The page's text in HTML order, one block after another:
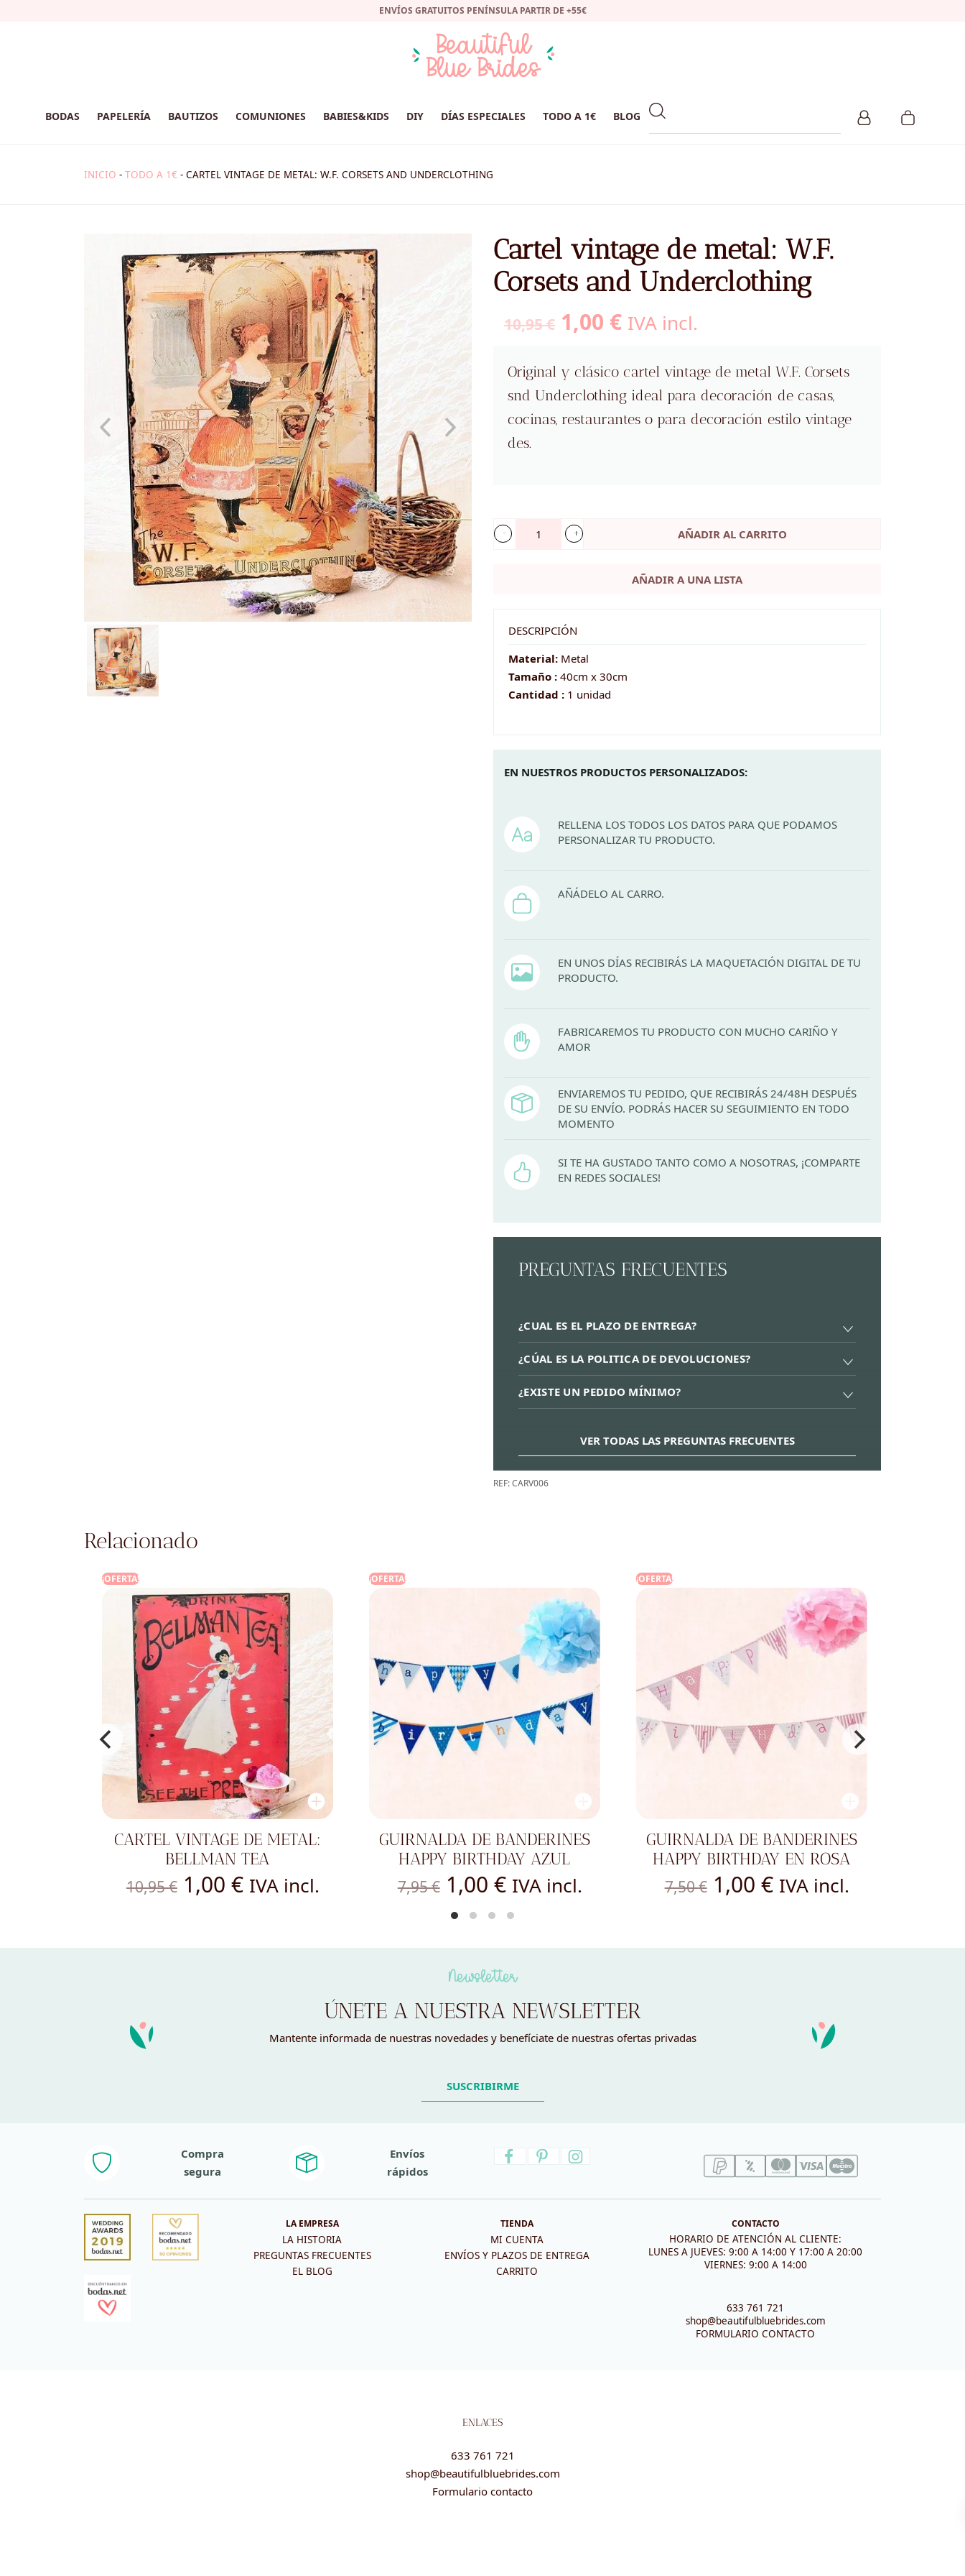
ENVÍOS GRATUITOS PENÍNSULA PARTIR DE +55€
BODAS PAPELERÍA BAUTIZOS COMUNIONES BABIES&KIDS DIY DÍAS ESPECIALES TODO A 1€ BLOG
INICIO - TODO A 1€ - CARTEL VINTAGE DE METAL: W.F. CORSETS AND UNDERCLOTHING
Cartel vintage de metal: W.F.
Corsets and Underclothing
10,95€ El
precio
original
era:
10,95 €.
1,00 €El
actual
es:
1,00 €.
IVA incl.
Original y clásico cartel vintage de metal W.F. Corsets
snd Underclothing ideal para decoración de casas,
cocinas, restaurantes o para decoración estilo vintage
des.
Cartel
metal:
W.F.
Corsets
and
Underclothing
AÑADIR AL CARRITO
AÑADIR A UNA LISTA
DESCRIPCIÓN
Material: Metal
Tamaño : 40cm x 30cm
Cantidad : 1 unidad
EN NUESTROS PRODUCTOS PERSONALIZADOS:
RELLENA LOS TODOS LOS DATOS PARA QUE PODAMOS
PERSONALIZAR TU PRODUCTO.
AÑÁDELO AL CARRO.
EN UNOS DÍAS RECIBIRÁS LA MAQUETACIÓN DIGITAL DE TU
PRODUCTO.
FABRICAREMOS TU PRODUCTO CON MUCHO CARIÑO Y
AMOR
ENVIAREMOS TU PEDIDO, QUE RECIBIRÁS 24/48H DESPUÉS
DE SU ENVÍO. PODRÁS HACER SU SEGUIMIENTO EN TODO
MOMENTO
SI TE HA GUSTADO TANTO COMO A NOSOTRAS, ¡COMPARTE
EN REDES SOCIALES!
PREGUNTAS FRECUENTES
¿CUAL ES EL PLAZO DE ENTREGA?
¿CÚAL ES LA POLITICA DE DEVOLUCIONES?
¿EXISTE UN PEDIDO MÍNIMO?
VER TODAS LAS PREGUNTAS FRECUENTES
REF:CARV006
Relacionado
¡OFERTA!
CARTEL VINTAGE DE METAL:
BELLMAN TEA
10,95€ El
precio
era:
1,00 €El
es:
IVA incl.
¡OFERTA!
GUIRNALDA DE BANDERINES
HAPPY BIRTHDAY AZUL
7,95€ El
precio
original
era:
7,95 €.
1,00 €El
precio
actual
es:
1,00 €.
IVA incl.
¡OFERTA!
GUIRNALDA DE BANDERINES
HAPPY BIRTHDAY EN ROSA
7,50€ El
precio
era:
1,00 €El
es:
IVA incl.
Newsletter
ÚNETE A NUESTRA NEWSLETTER
Mantente informada de nuestras novedades y benefíciate de nuestras ofertas privadas
SUSCRIBIRME
Compra
segura
Envíos
rápidos
LA EMPRESA
LA HISTORIA
PREGUNTAS FRECUENTES
EL BLOG
TIENDA
MI CUENTA
ENVÍOS Y PLAZOS DE ENTREGA
CARRITO
CONTACTO
HORARIO DE ATENCIÓN AL CLIENTE:
LUNES A JUEVES: 9:00 A 14:00 Y 17:00 A 20:00
VIERNES: 9:00 A 14:00
633 761 721
shop@beautifulbluebrides.com
FORMULARIO CONTACTO
ENLACES
633 761 721
shop@beautifulbluebrides.com
Formulario contacto